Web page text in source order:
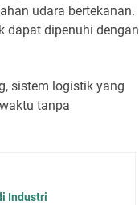
udara bertekanan.
dapat dipenuhi dengan
sistem logistik yang
tanpa
Industri